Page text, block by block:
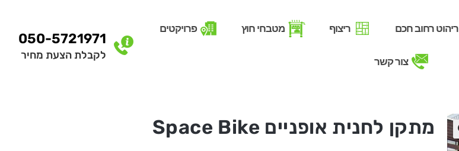
ריהוט רחוב חכם ריצוף מטבחי חוץ פרויקטים
צור קשר
050-5721971
לקבלת הצעת מחיר
מתקן לחנית אופניים Space Bike